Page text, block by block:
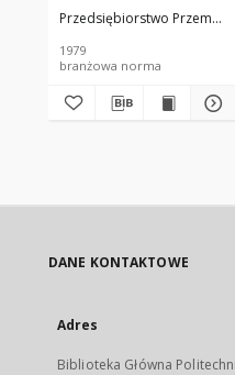
Przedsiębiorstwo
1979
branżowa norma
DANE KONTAKTOWE
Adres
Biblioteka Główna